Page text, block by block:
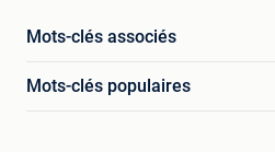
Mots-clés associés
Mots-clés populaires